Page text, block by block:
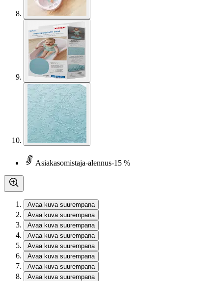
Asiakasomistaja-alennus-15 %
Avaa kuva suurempana
Avaa kuva suurempana
Avaa kuva suurempana
Avaa kuva suurempana
Avaa kuva suurempana
Avaa kuva suurempana
Avaa kuva suurempana
Avaa kuva suurempana